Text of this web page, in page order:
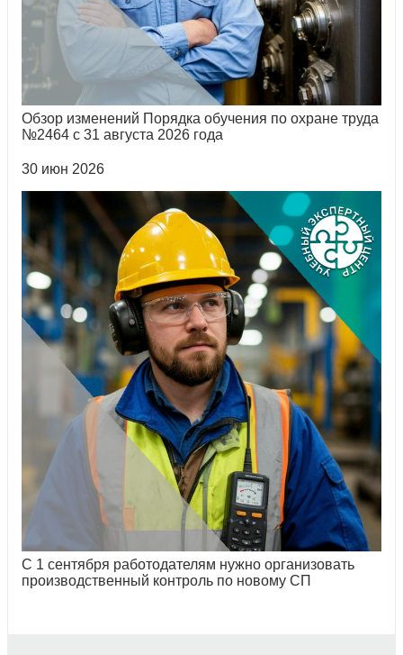
Обзор изменений Порядка обучения по охране труда
№2464 с 31 августа 2026 года
30 июн 2026
С 1 сентября работодателям нужно организовать
производственный контроль по новому СП